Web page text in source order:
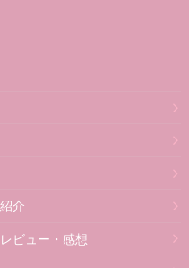
介
ビュー・感想